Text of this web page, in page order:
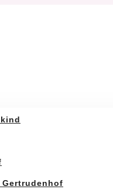
Gertrudenhof